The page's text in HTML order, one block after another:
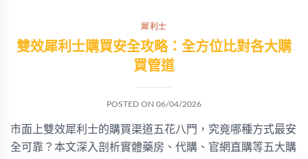
犀利士
雙效犀利士購買安全攻略：全方位比對各大購
買管道
POSTED ON 06/04/2026
市面上雙效犀利士的購買渠道五花八門，究竟哪種方式最安
全可靠？本文深入剖析實體藥房、代購、官網直購等五大購